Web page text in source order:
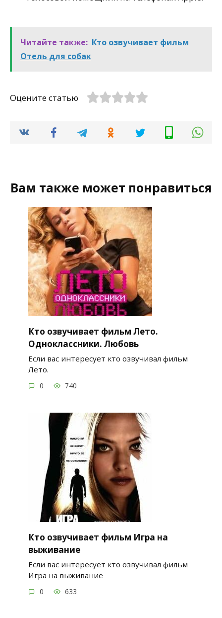
Читайте также: Кто озвучивает фильм
Отель для собак
Оцените статью
Вам также может понравиться
Кто озвучивает фильм Лето.
Одноклассники. Любовь
Если вас интересует кто озвучивал фильм
Лето.
0 740
Кто озвучивает фильм Игра на
выживание
Если вас интересует кто озвучивал фильм
Игра на выживание
0 633